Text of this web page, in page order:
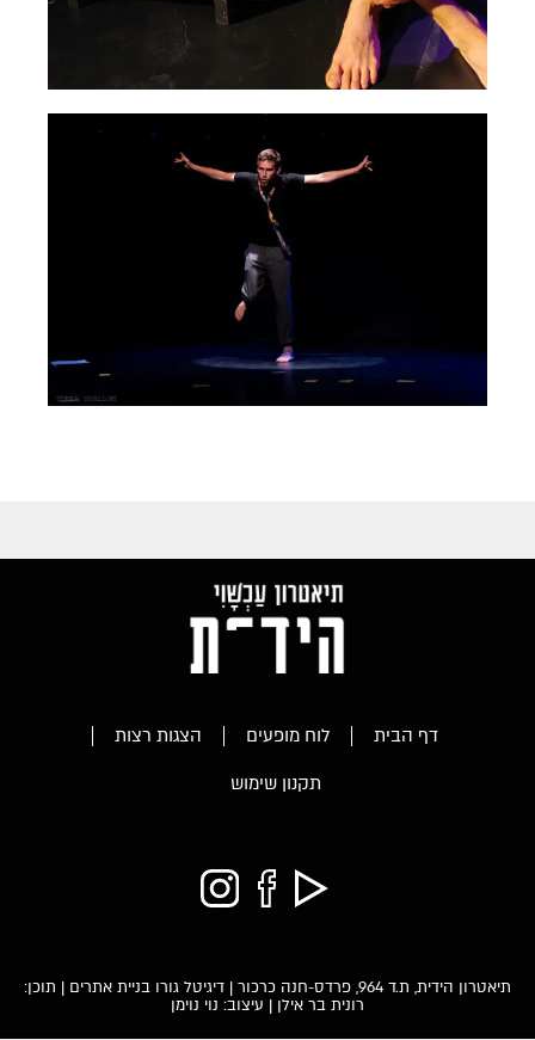
דף הבית לוח מופעים
הצגות רצות
תקנון שימוש
תיאטרון הידית, ת.ד 964, פרדס-חנה כרכור | דיגיטל גורו בניית אתרים | תוכן:
רונית בר אילן | עיצוב: נוי נוימן